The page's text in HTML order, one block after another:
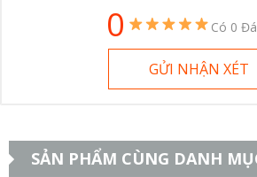
0 Có 0
GỬI NHẬN XÉT
SẢN PHẨM CÙNG DANH